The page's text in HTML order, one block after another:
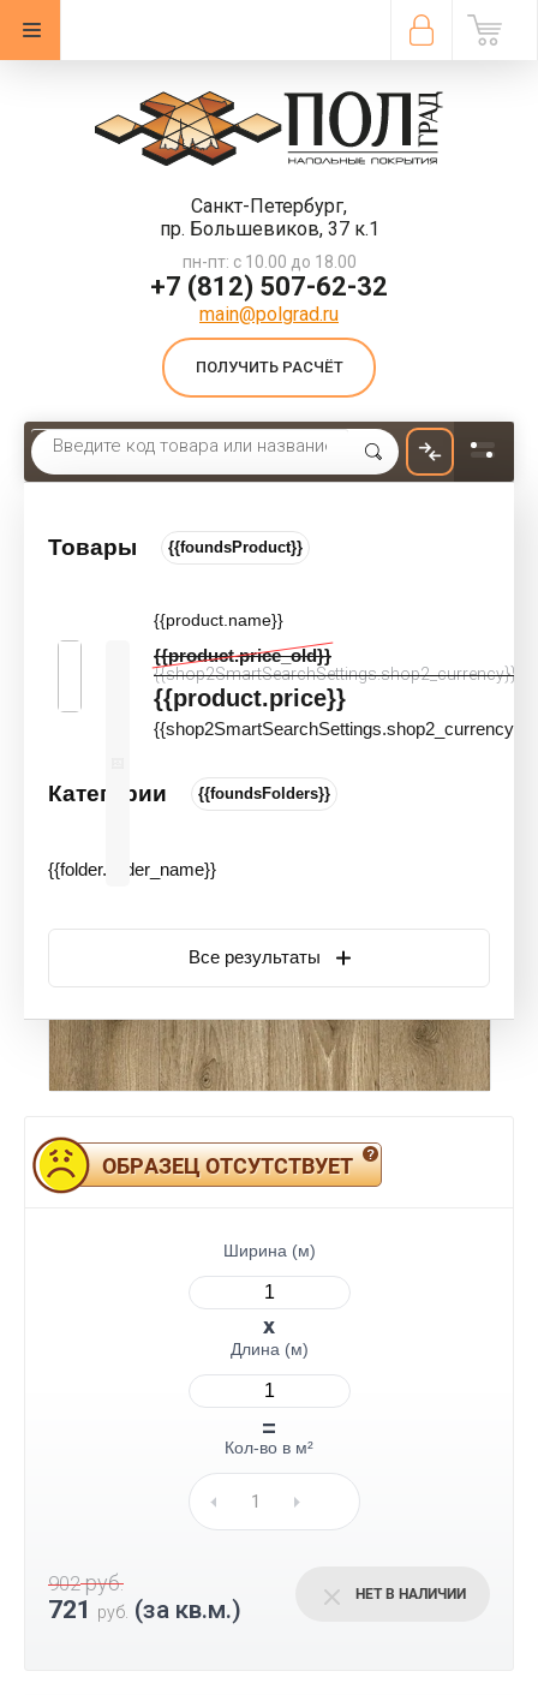
Санкт-Петербург,
пр. Большевиков, 37 к.1
пн-пт: с 10.00 до 18.00
+7 (812) 507-62-32
main@polgrad.ru
ПОЛУЧИТЬ РАСЧЁТ
Товары {{foundsProduct}}
{{product.name}}
{{product.price_old}}
{{shop2SmartSearchSettings.shop2_currency}}
{{product.price}}
{{shop2SmartSearchSettings.shop2_currency}}
Категории {{foundsFolders}}
{{folder.folder_name}}
Все результаты
Линолеум бытовой Juteks Forum
Акция
ОБРАЗЕЦ ОТСУТСТВУЕТ
Ширина (м)
Длина (м)
Кол-во в м²
902руб.
721 руб. (за кв.м.)
НЕТ В НАЛИЧИИ